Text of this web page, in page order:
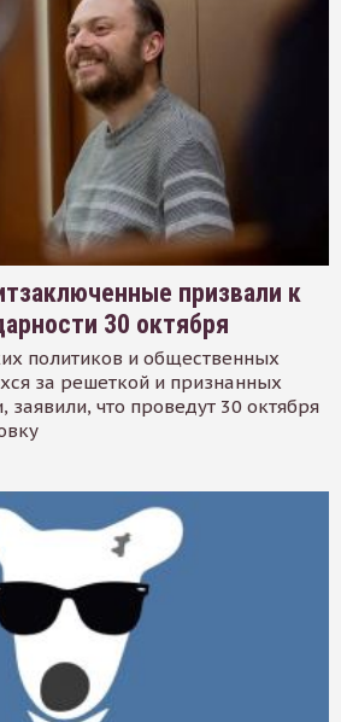
призвали к
30 октября
политиков и общественных
за решеткой и признанных
что проведут 30 октября